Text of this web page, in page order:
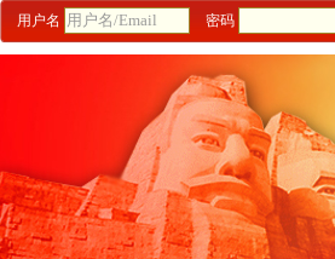
用户名 密码